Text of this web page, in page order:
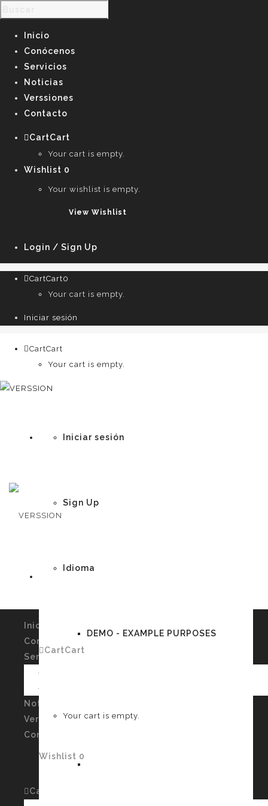
Inicio
Conócenos
Servicios
Noticias
Verssiones
Contacto
CartCart
Your cart is empty.
Wishlist 0
Your wishlist is empty.
View Wishlist
Login / Sign Up
CartCart0
Your cart is empty.
Iniciar sesión
CartCart
Your cart is empty.
Iniciar sesión
Sign Up
Idioma
DEMO - EXAMPLE PURPOSES
CartCart
Your cart is empty.
Wishlist 0
Inicio
Conócenos
Servicios
Noticias
Verssiones
Contacto
Cart